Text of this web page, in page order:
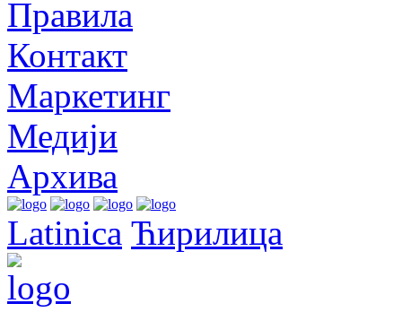
Правила
Контакт
Маркетинг
Медији
Архива
Latinica Ћирилица